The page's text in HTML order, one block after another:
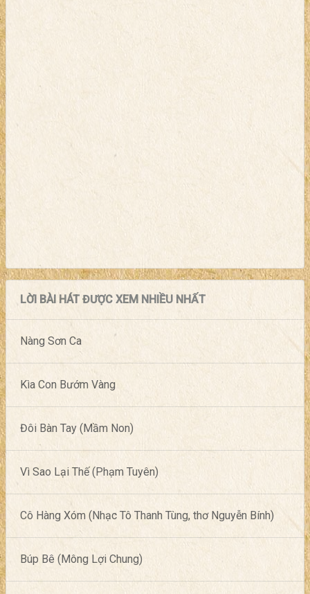
LỜI BÀI HÁT ĐƯỢC XEM NHIỀU NHẤT
Nàng Sơn Ca
Kìa Con Bướm Vàng
Đôi Bàn Tay (Mầm Non)
Vì Sao Lại Thế (Phạm Tuyên)
Cô Hàng Xóm (Nhạc Tô Thanh Tùng, thơ Nguyễn Bính)
Búp Bê (Mông Lợi Chung)